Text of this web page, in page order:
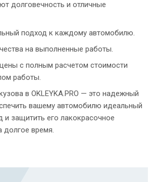
долговечность и отличные
подход к каждому автомобилю.
на выполненные работы.
с полным расчетом стоимости
работы.
в OKLEYKA.PRO — это надежный
вашему автомобилю идеальный
и защитить его лакокрасочное
долгое время.